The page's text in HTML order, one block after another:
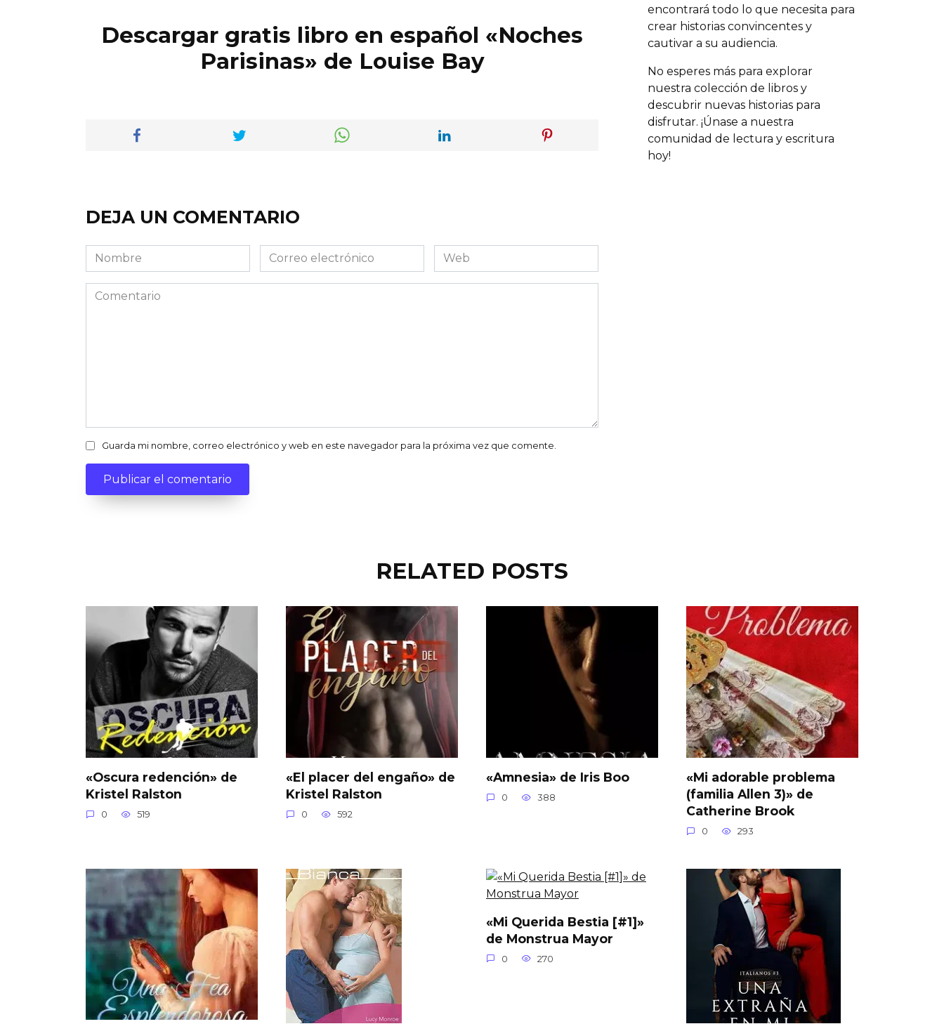
Descargar gratis libro en español «Noches
Parisinas» de Louise Bay
DEJA UN COMENTARIO
Nombre
Correo
electrónico
Web
Comentario
Guarda mi nombre, correo electrónico y web en este navegador para la próxima vez que comente.
encontrará todo lo que necesita para
crear historias convincentes y
cautivar a su audiencia.
No esperes más para explorar
nuestra colección de libros y
descubrir nuevas historias para
disfrutar. ¡Únase a nuestra
comunidad de lectura y escritura
hoy!
RELATED POSTS
«Oscura redención» de
Kristel Ralston
0 519
«El placer del engaño» de
Kristel Ralston
0 592
«Amnesia» de Iris Boo
0 388
«Mi adorable problema
(familia Allen 3)» de
Catherine Brook
0 293
«Mi Querida Bestia [#1]»
de Monstrua Mayor
0 270